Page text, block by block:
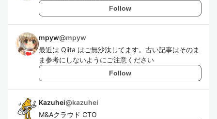
Follow
mpyw@mpyw
最近は Qiita はご無沙汰してます。古い記事はそのま
ま参考にしないようにご注意ください
Follow
Kazuhei@kazuhei
M&Aクラウド CTO